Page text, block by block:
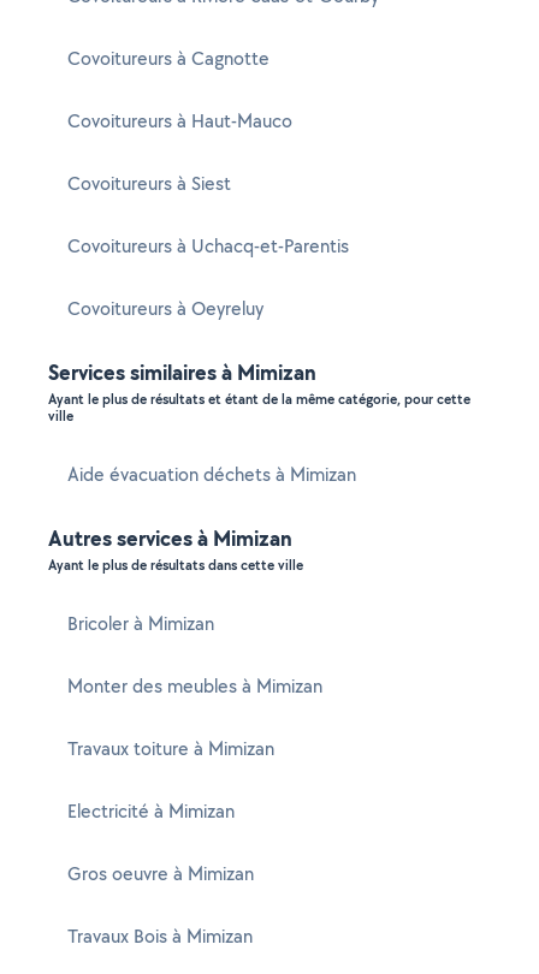
Covoitureurs à Cagnotte
Covoitureurs à Haut-Mauco
Covoitureurs à Siest
Covoitureurs à Uchacq-et-Parentis
Covoitureurs à Oeyreluy
Services similaires à Mimizan
Ayant le plus de résultats et étant de la même catégorie, pour cette
ville
Aide évacuation déchets à Mimizan
Autres services à Mimizan
Ayant le plus de résultats dans cette ville
Bricoler à Mimizan
Monter des meubles à Mimizan
Travaux toiture à Mimizan
Electricité à Mimizan
Gros oeuvre à Mimizan
Travaux Bois à Mimizan